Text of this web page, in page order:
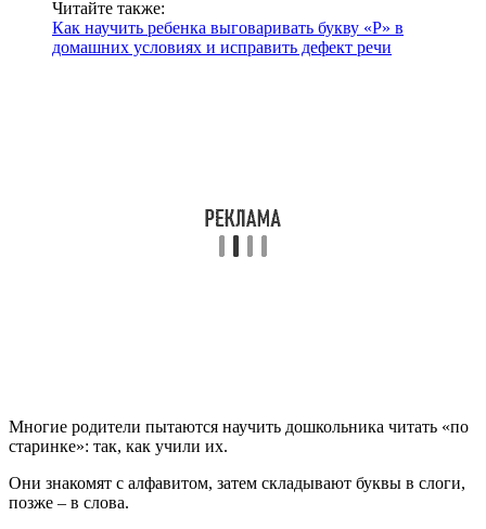
Читайте также:
Как научить ребенка выговаривать букву «Р» в
домашних условиях и исправить дефект речи
Многие родители пытаются научить дошкольника читать «по
старинке»: так, как учили их.
Они знакомят с алфавитом, затем складывают буквы в слоги,
позже – в слова.